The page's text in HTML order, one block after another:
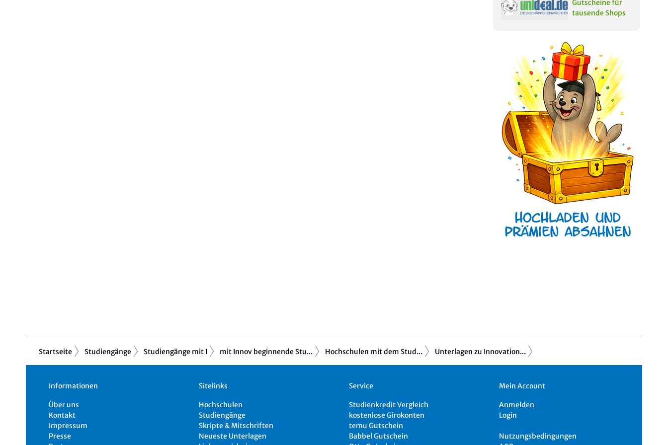
Gutscheine für
tausende Shops
Startseite Studiengänge Studiengänge mit I mit Innov beginnende Stu... Hochschulen mit dem Stud... Unterlagen zu Innovation...
Informationen
Über uns
Kontakt
Impressum
Presse
Sitelinks
Hochschulen
Studiengänge
Skripte & Mitschriften
Neueste Unterlagen
Service
Studienkredit Vergleich
kostenlose Girokonten
temu Gutschein
Babbel Gutschein
Mein Account
Anmelden
Login
Nutzungsbedingungen